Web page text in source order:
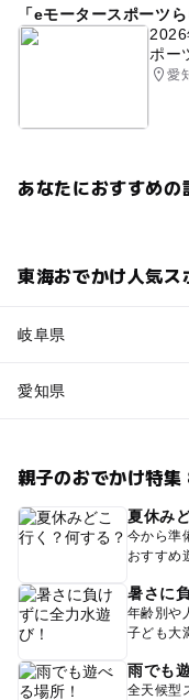
「eモータースポーツ
ポー
愛
あなたにおすすめの
東海おでかけ人気
岐阜県
愛知県
親子のおでかけ特集
夏休み
今から準
おすすめ
暑さに
年齢別や
子ども大
雨でも
全天候型